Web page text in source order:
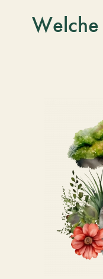
Welche